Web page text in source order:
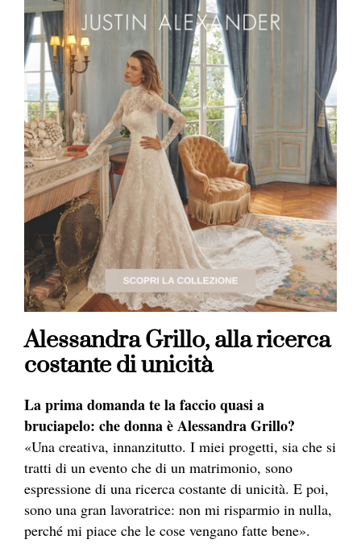
Alessandra Grillo, alla ricerca
costante di unicità
La prima domanda te la faccio quasi a
bruciapelo: che donna è Alessandra Grillo?
«Una creativa, innanzitutto. I miei progetti, sia che si
tratti di un evento che di un matrimonio, sono
espressione di una ricerca costante di unicità. E poi,
sono una gran lavoratrice: non mi risparmio in nulla,
perché mi piace che le cose vengano fatte bene».